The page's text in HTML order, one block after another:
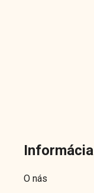
Informácia
O nás